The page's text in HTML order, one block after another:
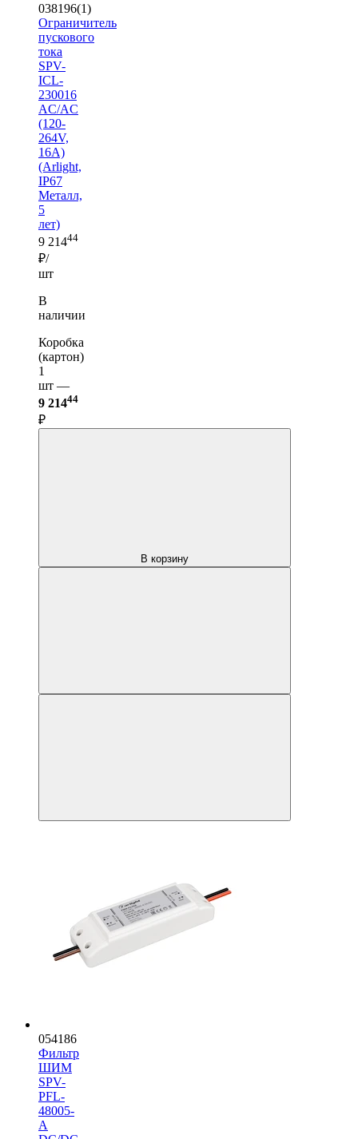
038196(1)
Ограничитель
пускового
тока
SPV-
ICL-
230016
AC/AC
(120-
264V,
16A)
(Arlight,
IP67
Металл,
5
лет)
9 21444
₽/
шт
В
наличии
Коробка
(картон)
1
шт —
9 21444
₽
В корзину
054186
Фильтр
ШИМ
SPV-
PFL-
48005-
A